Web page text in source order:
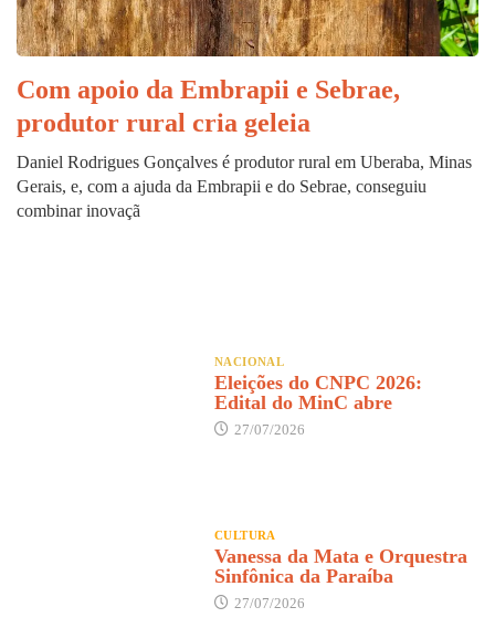
Com apoio da Embrapii e Sebrae,
produtor rural cria geleia
Daniel Rodrigues Gonçalves é produtor rural em Uberaba, Minas
Gerais, e, com a ajuda da Embrapii e do Sebrae, conseguiu
combinar inovaçã
NACIONAL
Eleições do CNPC 2026:
Edital do MinC abre
27/07/2026
CULTURA
Vanessa da Mata e Orquestra
Sinfônica da Paraíba
27/07/2026